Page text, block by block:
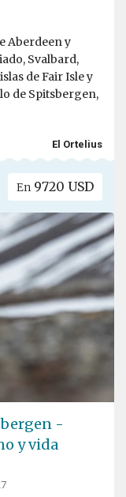
Aberdeen y
Svalbard,
de Fair Isle y
de Spitsbergen,
El Ortelius
En 9720 USD
-
y vida